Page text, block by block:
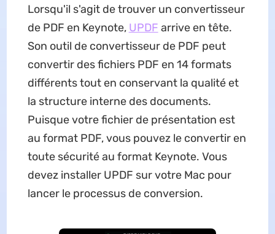
Lorsqu'il s'agit de trouver un convertisseur
de PDF en Keynote, UPDF arrive en tête.
Son outil de convertisseur de PDF peut
convertir des fichiers PDF en 14 formats
différents tout en conservant la qualité et
la structure interne des documents.
Puisque votre fichier de présentation est
au format PDF, vous pouvez le convertir en
toute sécurité au format Keynote. Vous
devez installer UPDF sur votre Mac pour
lancer le processus de conversion.